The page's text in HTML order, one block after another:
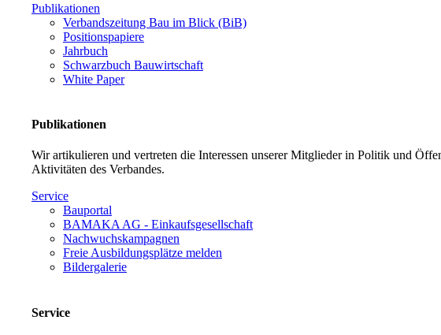
Publikationen
Verbandszeitung Bau im Blick (BiB)
Positionspapiere
Jahrbuch
Schwarzbuch Bauwirtschaft
White Paper
Publikationen
Wir artikulieren und vertreten die Interessen unserer Mitglieder in Politik und
Aktivitäten des Verbandes.
Service
Bauportal
BAMAKA AG - Einkaufsgesellschaft
Nachwuchskampagnen
Freie Ausbildungsplätze melden
Bildergalerie
Service